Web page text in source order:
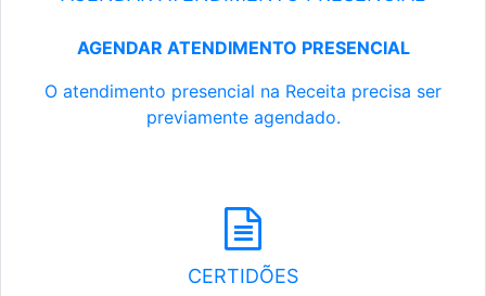
AGENDAR ATENDIMENTO PRESENCIAL
O atendimento presencial na Receita precisa ser
previamente agendado.
CERTIDÕES